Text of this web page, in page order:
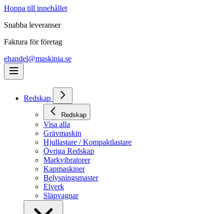
Hoppa till innehållet
Snabba leveranser
Faktura för företag
ehandel@maskinia.se
Redskap
Redskap
Visa alla
Grävmaskin
Hjullastare / Kompaktlastare
Övriga Redskap
Markvibratorer
Kapmaskiner
Belysningsmaster
Elverk
Släpvagnar